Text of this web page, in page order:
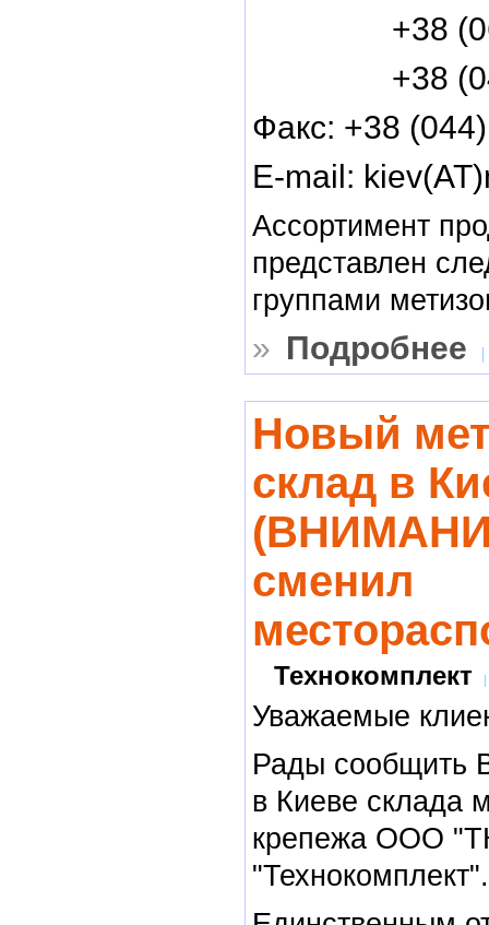
+38 (067)
+38 (044)
Факс: +38
E-mail:
Ассортимент
представлен
группами
» Подробнее
Новый
склад в
сменил
Технокомплект
Уважаемые
Рады сообщить
в Киеве склада
крепежа ООО
"Технокомплект".